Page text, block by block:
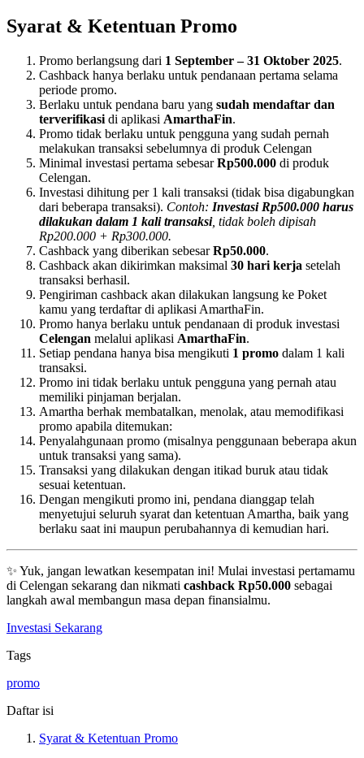
Syarat & Ketentuan Promo
Promo berlangsung dari 1 September – 31 Oktober 2025.
Cashback hanya berlaku untuk pendanaan pertama selama
periode promo.
Berlaku untuk pendana baru yang sudah mendaftar dan
terverifikasi di aplikasi AmarthaFin.
Promo tidak berlaku untuk pengguna yang sudah pernah
melakukan transaksi sebelumnya di produk Celengan
Minimal investasi pertama sebesarRp500.000 di produk
Celengan.
Investasi dihitung per 1 kali transaksi (tidak bisa digabungkan
dari beberapa transaksi). Contoh: Investasi Rp500.000 harus
dilakukan dalam 1 kali transaksi, tidak boleh dipisah
Rp200.000 + Rp300.000.
Cashback yang diberikan sebesarRp50.000.
Cashback akan dikirimkan maksimal 30 hari kerja setelah
transaksi berhasil.
Pengiriman cashback akan dilakukan langsung ke Poket
kamu yang terdaftar di aplikasi AmarthaFin.
Promo hanya berlaku untuk pendanaan di produk investasi
Celengan melalui aplikasi AmarthaFin.
Setiap pendana hanya bisa mengikuti 1 promo dalam 1 kali
transaksi.
Promo ini tidak berlaku untuk pengguna yang pernah atau
memiliki pinjaman berjalan.
Amartha berhak membatalkan, menolak, atau memodifikasi
promo apabila ditemukan:
Penyalahgunaan promo (misalnya penggunaan beberapa akun
untuk transaksi yang sama).
Transaksi yang dilakukan dengan itikad buruk atau tidak
sesuai ketentuan.
Dengan mengikuti promo ini, pendana dianggap telah
menyetujui seluruh syarat dan ketentuan Amartha, baik yang
berlaku saat ini maupun perubahannya di kemudian hari.
✨ Yuk, jangan lewatkan kesempatan ini! Mulai investasi pertamamu
di Celengan sekarang dan nikmati cashback Rp50.000 sebagai
langkah awal membangun masa depan finansialmu.
Investasi Sekarang
Tags
promo
Daftar isi
Syarat & Ketentuan Promo